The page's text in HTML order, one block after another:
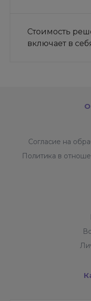
Стоимость
включает в
Согласие на
Политика в